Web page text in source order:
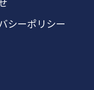
シーポリシー